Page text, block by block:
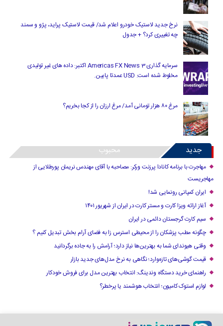
نرخ جدید لاستیک خودرو اعلام شد/ قیمت لاستیک پراید، پژو و سمند
چه تغییری کرد؟ + جدول
سرمایه گذاری Americas FX News 3 اکتبر: داده های غیر تولیدی
مخلوط شده است. USD عمدتا پایین.
مرغ ۸۰ هزار تومانی آمد/ مرغ ارزان را از کجا بخریم؟
جدید محبوب
مهاجرت با برنامه کانادا پرزنت ورکر: مصاحبه با آقای مهندس نریمان پورطلایی از
مهاجریست
ایران کمپانی رونمایی شد!
آغاز ارائه ویزا کارت و مستر کارت در ایران از شهریور ۱۴۰۱
سیم کارت گرجستان دائمی در ایران
چگونه مطب پزشکان را از محیطی استرس زا به فضای آرام بخش تبدیل کنیم ؟
وقتی هیوندای شما به بهترین‌ها نیاز دارد؛ آرامش را به جاده برگردانید
قیمت گوشی‌های تازه‌وارد؛ نگاهی به نرخ مدل‌های جدید بازار
راهنمای خرید دستگاه وندینگ: انتخاب بهترین مدل برای فروش خودکار
لوازم استوک کامیون؛ انتخاب هوشمند یا پرخطر؟